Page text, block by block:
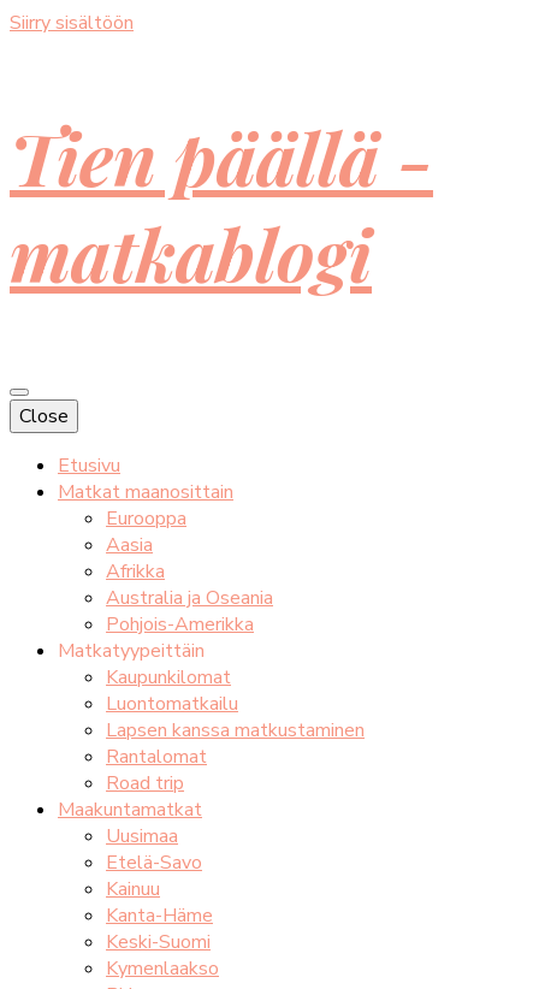
Siirry sisältöön
Tien päällä -
matkablogi
Close
Etusivu
Matkat maanosittain
Eurooppa
Aasia
Afrikka
Australia ja Oseania
Pohjois-Amerikka
Matkatyypeittäin
Kaupunkilomat
Luontomatkailu
Lapsen kanssa matkustaminen
Rantalomat
Road trip
Maakuntamatkat
Uusimaa
Etelä-Savo
Kainuu
Kanta-Häme
Keski-Suomi
Kymenlaakso